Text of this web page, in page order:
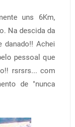
uns 6Km,
Na descida da
danado!! Achei
pessoal que
rsrsrs... com
de "nunca